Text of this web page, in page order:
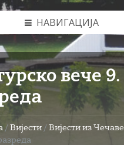
НАВИГАЦИЈА
вече 9.
/ Вијести / Вијести из Чечаве